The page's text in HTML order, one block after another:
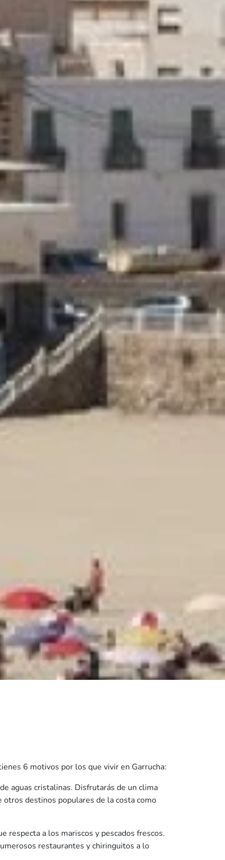
6 motivos por los que vivir en Garrucha:
aguas cristalinas. Disfrutarás de un clima
otros destinos populares de la costa como
respecta a los mariscos y pescados frescos.
restaurantes y chiringuitos a lo